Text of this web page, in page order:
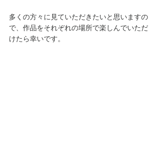
多くの方々に見ていただきたいと思いますの
で、作品をそれぞれの場所で楽しんでいただ
けたら幸いです。